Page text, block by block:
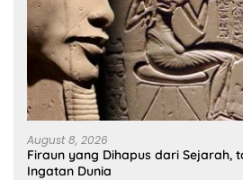
August 8, 2026
Firaun yang Dihapus dari Sejarah,
Ingatan Dunia